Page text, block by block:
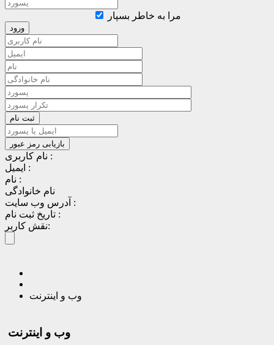
مرا به خاطر بسپار
نام کاربری :
ایمیل :
نام :
نام خانوادگی
آدرس وب سایت :
تاریخ ثبت نام :
نقش کاربر:
وب و اینترنت
وب و اینترنت